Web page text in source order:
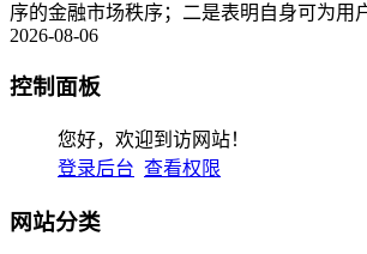
序的金融市场秩序；二是表明自身可为用
2026-08-06
控制面板
您好，欢迎到访网站！
登录后台 查看权限
网站分类